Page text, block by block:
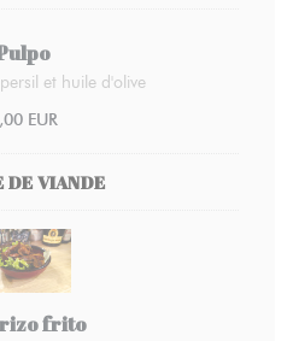
et huile d'olive
EUR
DE VIANDE
frito